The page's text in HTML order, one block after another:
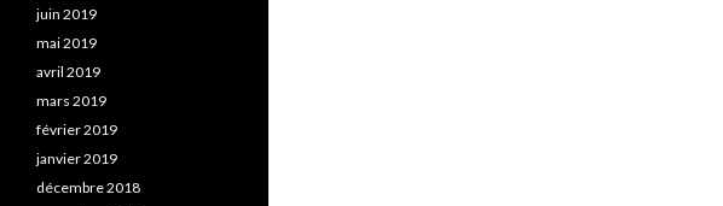
juin 2019
mai 2019
avril 2019
mars 2019
février 2019
janvier 2019
décembre 2018